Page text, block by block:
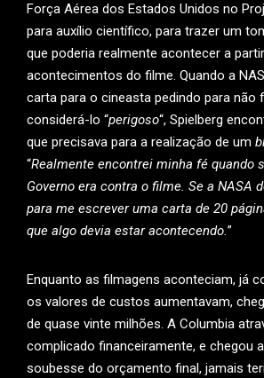
Força Aérea dos Estados Unidos no
para auxílio científico, para trazer um
que poderia realmente acontecer a
acontecimentos do filme. Quando a
carta para o cineasta pedindo para não
considerá-lo “perigoso“, Spielberg
que precisava para a realização de um
“Realmente encontrei minha fé quando
Governo era contra o filme. Se a NASA
para me escrever uma carta de 20
que algo devia estar acontecendo.”
Enquanto as filmagens aconteciam, já
os valores de custos aumentavam,
de quase vinte milhões. A Columbia
complicado financeiramente, e chegou
soubesse do orçamento final, jamais